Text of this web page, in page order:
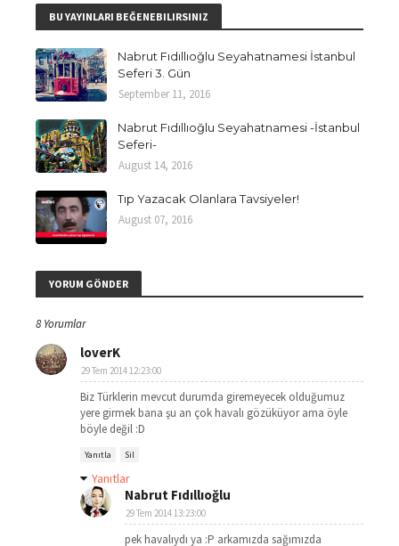
BU YAYINLARI BEĞENEBILIRSINIZ
Nabrut Fıdıllıoğlu Seyahatnamesi İstanbul
Seferi 3. Gün
September 11, 2016
Nabrut Fıdıllıoğlu Seyahatnamesi -İstanbul
Seferi-
August 14, 2016
Tıp Yazacak Olanlara Tavsiyeler!
August 07, 2016
YORUM GÖNDER
8 Yorumlar
loverK
29 Tem 2014 12:23:00
Biz Türklerin mevcut durumda giremeyecek olduğumuz
yere girmek bana şu an çok havalı gözüküyor ama öyle
böyle değil :D
Yanıtla Sil
Yanıtlar
Nabrut Fıdıllıoğlu
29 Tem 2014 13:23:00
pek havalıydı ya :P arkamızda sağımızda